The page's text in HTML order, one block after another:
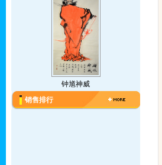
钟馗神威
销售排行